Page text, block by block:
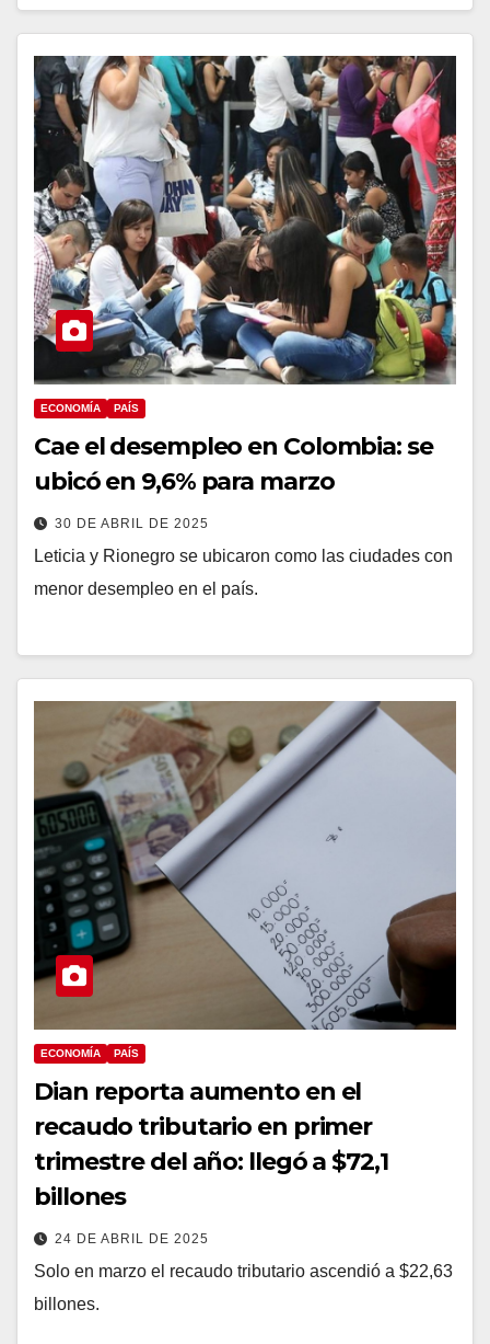
ECONOMÍA PAÍS
Cae el desempleo en Colombia: se
ubicó en 9,6% para marzo
30 DE ABRIL DE 2025
Leticia y Rionegro se ubicaron como las ciudades con
menor desempleo en el país.
ECONOMÍA PAÍS
Dian reporta aumento en el
recaudo tributario en primer
trimestre del año: llegó a $72,1
billones
24 DE ABRIL DE 2025
Solo en marzo el recaudo tributario ascendió a $22,63
billones.